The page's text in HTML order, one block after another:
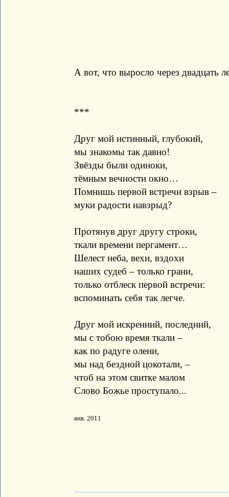
А вот, что выросло через двадцать
***
Друг мой истинный, глубокий,
мы знакомы так давно!
Звёзды были одиноки,
тёмным вечности окно…
Помнишь первой встречи взрыв –
муки радости навзрыд?
Протянув друг другу строки,
ткали времени пергамент…
Шелест неба, вехи, вздохи
наших судеб – только грани,
только отблеск первой встречи:
вспоминать себя так легче.
Друг мой искренний, последний,
мы с тобою время ткали –
как по радуге олени,
мы над бездной цокотали, –
чтоб на этом свитке малом
Слово Божье проступало...
янв. 2011